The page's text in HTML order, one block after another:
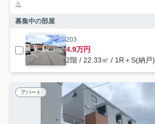
る
募集中の部屋
203
4.9万円
2階 / 22.33㎡ / 1R＋S(納戸)
アパート